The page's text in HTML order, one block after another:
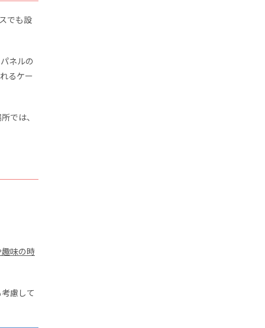
でも設
ネルの
るケー
では、
味の時
慮して